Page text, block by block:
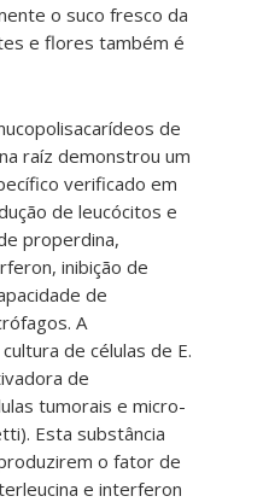
o suco fresco da
e flores também é
de
raíz demonstrou um
verificado em
de leucócitos e
properdina,
inibição de
de
A
de células de E.
de
tumorais e micro-
Esta substância
o fator de
e interferon